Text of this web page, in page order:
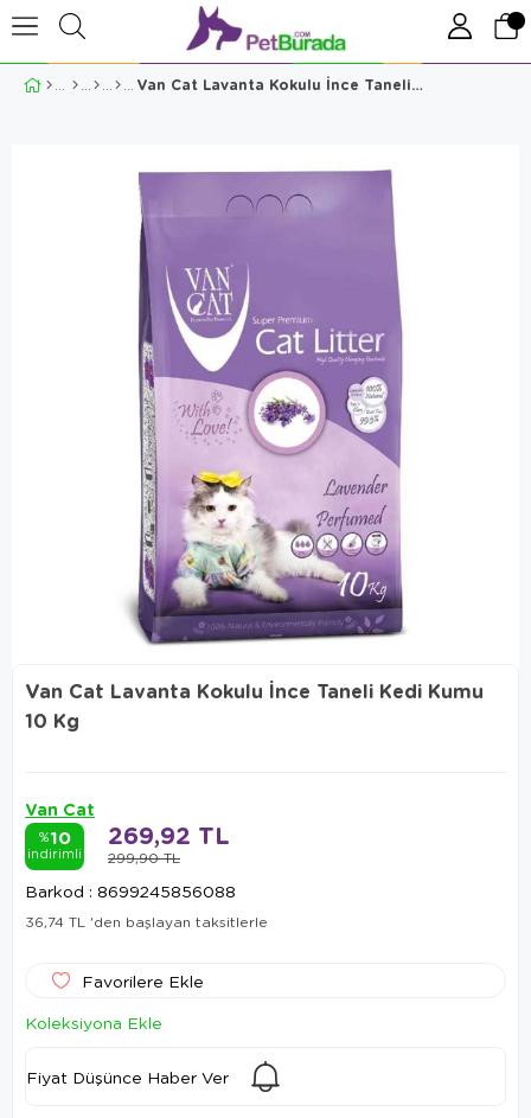
Van Cat Lavanta Kokulu İnce Taneli Kedi Kumu 10 Kg
Van Cat Lavanta Kokulu İnce Taneli Kedi Kumu
10 Kg
Van Cat
%10
indirimli 299,90 TL
269,92 TL
Barkod : 8699245856088
36,74 TL 'den başlayan taksitlerle
Favorilere Ekle
Koleksiyona Ekle
Fiyat Düşünce Haber Ver